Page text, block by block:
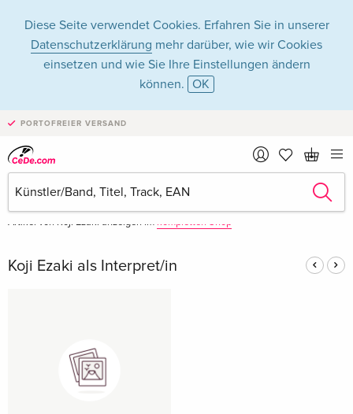
Diese Seite verwendet Cookies. Erfahren Sie in unserer
Datenschutzerklärung mehr darüber, wie wir Cookies
einsetzen und wie Sie Ihre Einstellungen ändern
können. OK
PORTOFREIER VERSAND
Koji Ezaki in Musik -
Alle Formate
Artikel von Koji Ezaki anzeigen im kompletten Shop
Koji Ezaki als Interpret/in